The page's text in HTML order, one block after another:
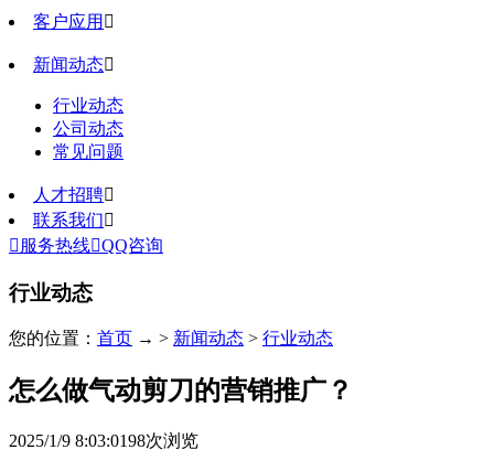
客户应用 
新闻动态
行业动态
公司动态
常见问题
人才招聘
联系我们
 服务热线QQ咨询
行业动态
您的位置： 首页 → > 新闻动态 > 行业动态
怎么做气动剪刀的营销推广？
2025/1/9 8:03:0198次浏览